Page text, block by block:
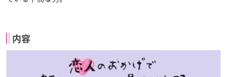
内容